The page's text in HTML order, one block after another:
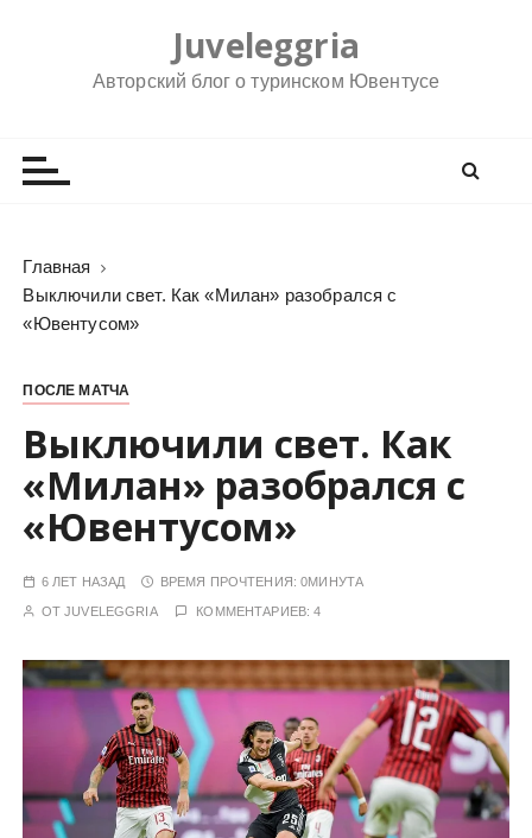
Juveleggria
Авторский блог о туринском Ювентусе
Главная
Выключили свет. Как «Милан» разобрался с
«Ювентусом»
ПОСЛЕ МАТЧА
Выключили свет. Как
«Милан» разобрался с
«Ювентусом»
6 ЛЕТ НАЗАД ВРЕМЯ ПРОЧТЕНИЯ:0МИНУТА
ОТJUVELEGGRIA КОММЕНТАРИЕВ: 4